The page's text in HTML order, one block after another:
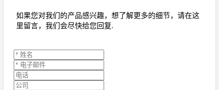
如果您对我们的产品感兴趣，想了解更多的细节，请在这
里留言，我们会尽快给您回复.